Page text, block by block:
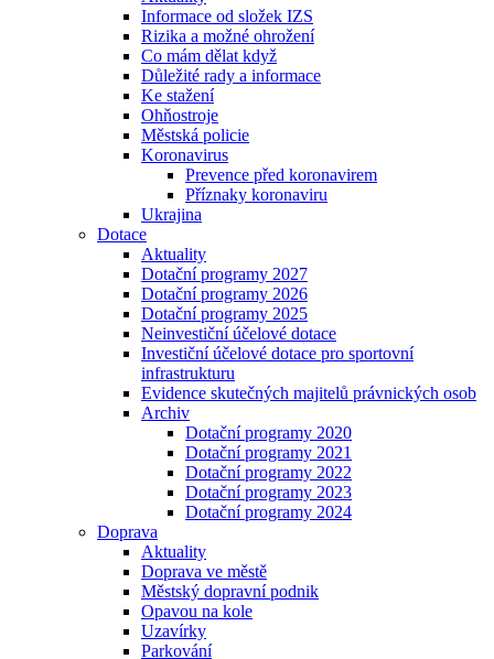
Informace od složek IZS
Rizika a možné ohrožení
Co mám dělat když
Důležité rady a informace
Ke stažení
Ohňostroje
Městská policie
Koronavirus
Prevence před koronavirem
Příznaky koronaviru
Ukrajina
Dotace
Aktuality
Dotační programy 2027
Dotační programy 2026
Dotační programy 2025
Neinvestiční účelové dotace
Investiční účelové dotace pro sportovní
infrastrukturu
Evidence skutečných majitelů právnických osob
Archiv
Dotační programy 2020
Dotační programy 2021
Dotační programy 2022
Dotační programy 2023
Dotační programy 2024
Doprava
Aktuality
Doprava ve městě
Městský dopravní podnik
Opavou na kole
Uzavírky
Parkování